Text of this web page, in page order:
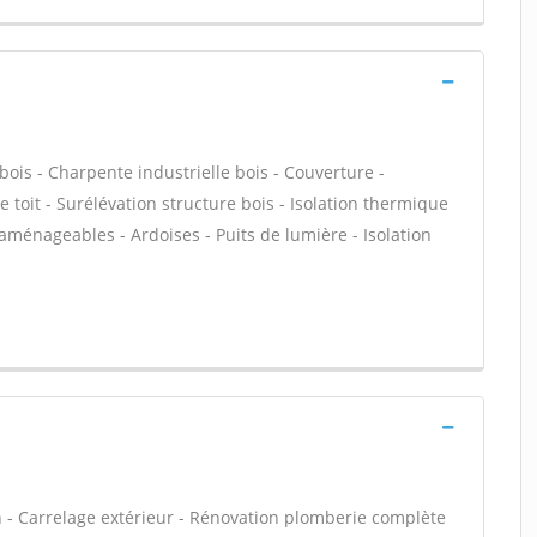
- Charpente industrielle bois - Couverture -
toit - Surélévation structure bois - Isolation thermique
- Ardoises - Puits de lumière - Isolation
Carrelage extérieur - Rénovation plomberie complète